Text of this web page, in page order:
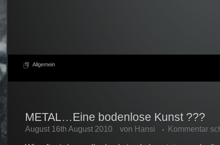
Allgemein
METAL…Eine bodenlose Kunst ???
August 16th August 2010 von Hansi Kommentar